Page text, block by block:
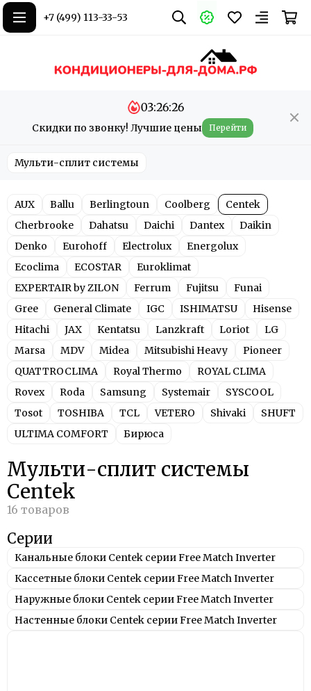
+7 (499) 113-33-53
Скидки по звонку! Лучшие цены
03:26:26
Перейти
Мульти-сплит системы
AUX Ballu Berlingtoun Coolberg
Centek
Cherbrooke
Dahatsu Daichi Dantex
Daikin
Denko
Eurohoff Electrolux
Energolux
Ecoclima
ECOSTAR
Euroklimat
EXPERTAIR by ZILON
Ferrum Fujitsu
Funai
Gree
General Climate IGC ISHIMATSU
Hisense
Hitachi
JAX Kentatsu Lanzkraft Loriot
LG
Marsa
MDV Midea Mitsubishi Heavy
Pioneer
QUATTROCLIMA
Royal Thermo
ROYAL CLIMA
Rovex
Roda Samsung Systemair
SYSCOOL
Tosot
TOSHIBA TCL VETERO Shivaki
SHUFT
ULTIMA COMFORT
Бирюса
Мульти-сплит системы
Centek
Серии
Канальные блоки Centek серии Free Match Inverter
Кассетные блоки Centek серии Free Match Inverter
Наружные блоки Centek серии Free Match Inverter
Настенные блоки Centek серии Free Match Inverter